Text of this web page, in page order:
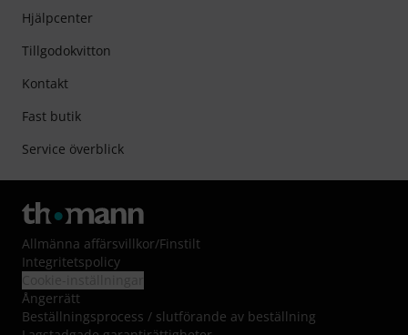
Hjälpcenter
Tillgodokvitton
Kontakt
Fast butik
Service överblick
Allmänna affärsvillkor/Finstilt
Integritetspolicy
Ångerrätt
Beställningsprocess / slutförande av beställning